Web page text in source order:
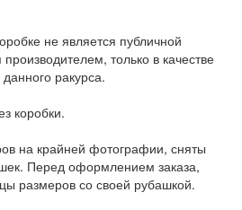
не является публичной
только в качестве
ракурса.
коробки.
на крайней фотографии, сняты
Перед оформлением заказа,
размеров со своей рубашкой.